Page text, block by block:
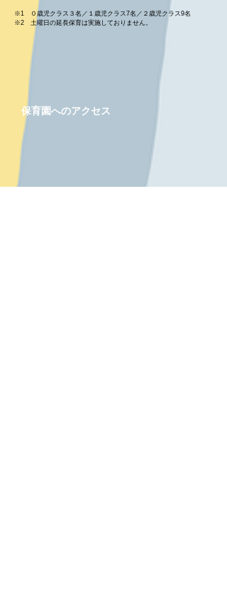
※1
０歳児クラス３名／１歳児クラス7名／２歳児クラス9名
※2 土曜日の延長保育は実施しておりません。
​保育園へのアクセス